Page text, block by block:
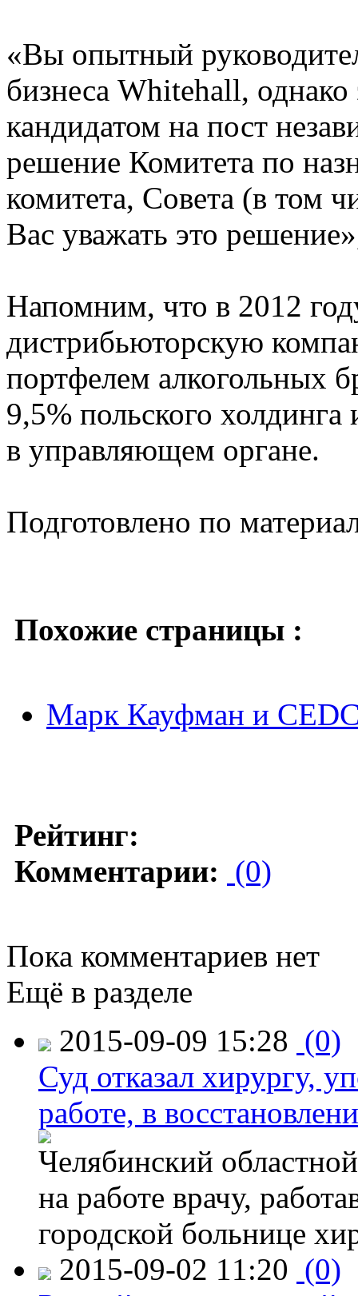
«Вы опытный
бизнеса Whitehall, однако
кандидатом на пост
решение Комитета по
комитета, Совета (в том
Вас уважать это
Напомним, что в 2012
дистрибьюторскую
портфелем алкогольных
9,5% польского холдинга
в управляющем органе.
Подготовлено по
Похожие страницы :
Марк Кауфман и
Рейтинг:
Комментарии: (0)
Пока комментариев нет
Ещё в разделе
2015-09-09 15:28 (0)
Суд отказал хирургу,
работе, в
Челябинский
на работе врачу,
городской больнице
2015-09-02 11:20 (0)